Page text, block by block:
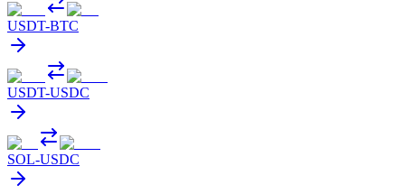
USDT-BTC
USDT-USDC
SOL-USDC